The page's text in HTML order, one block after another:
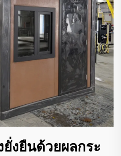
งยืนด้วยผลกระ